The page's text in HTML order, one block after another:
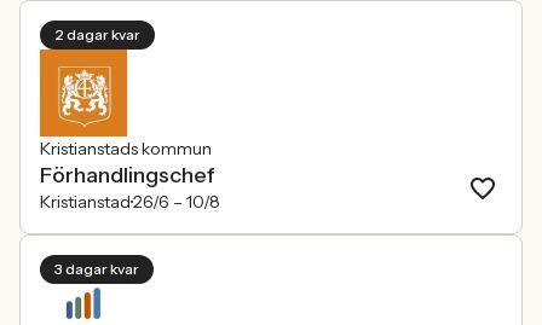
2 dagar kvar
Kristianstads kommun
Förhandlingschef
Kristianstad26/6 – 10/8
3 dagar kvar